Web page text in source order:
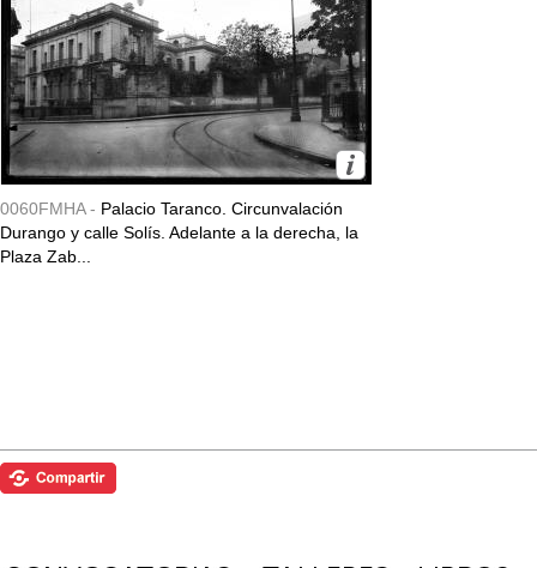
0060FMHA - Palacio Taranco. Circunvalación
Durango y calle Solís. Adelante a la derecha, la
Plaza Zab...